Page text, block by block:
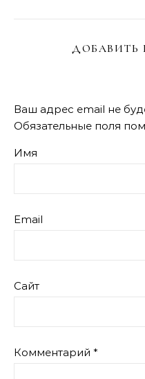
ДОБАВИТЬ
Ваш адрес email не
Обязательные поля
Имя
Email
Сайт
Комментарий *